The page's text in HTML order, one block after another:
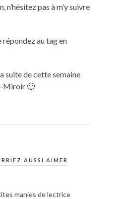
pas à m’y suivre
répondez au tag en
suite de cette semaine
Miroir 🙂
AUSSI AIMER
manies de lectrice